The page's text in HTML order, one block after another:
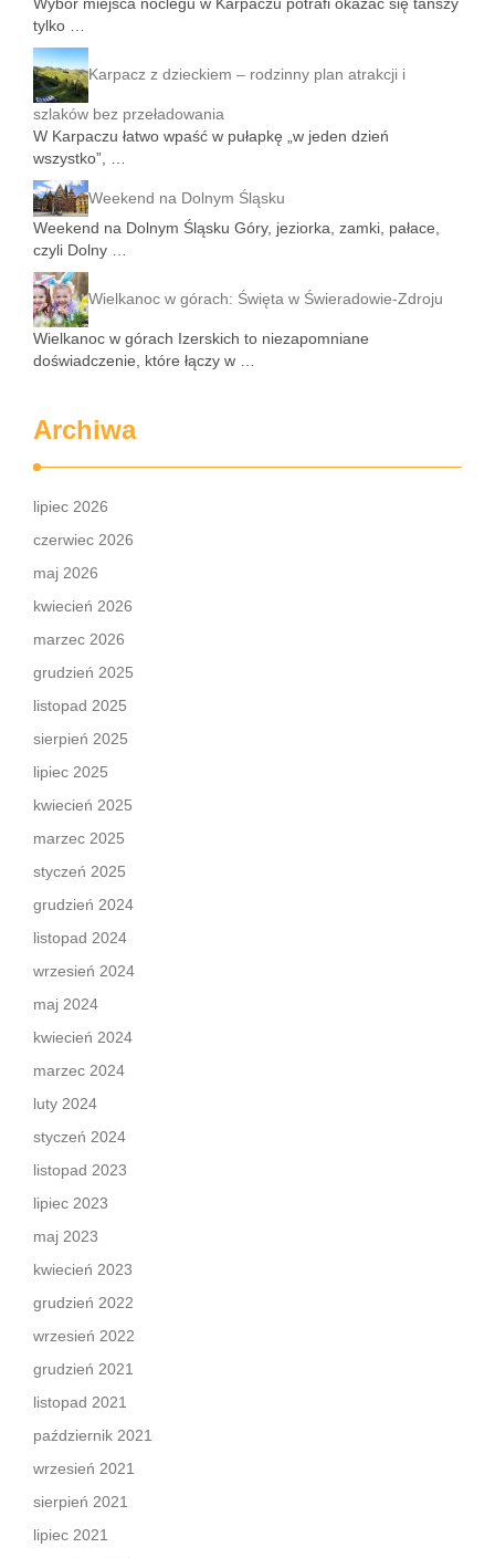
Wybór miejsca noclegu w Karpaczu potrafi okazać się tańszy
tylko …
Karpacz z dzieckiem – rodzinny plan atrakcji i
szlaków bez przeładowania
W Karpaczu łatwo wpaść w pułapkę „w jeden dzień
wszystko”, …
Weekend na Dolnym Śląsku
Weekend na Dolnym Śląsku Góry, jeziorka, zamki, pałace,
czyli Dolny …
Wielkanoc w górach: Święta w Świeradowie-Zdroju
Wielkanoc w górach Izerskich to niezapomniane
doświadczenie, które łączy w …
Archiwa
lipiec 2026
czerwiec 2026
maj 2026
kwiecień 2026
marzec 2026
grudzień 2025
listopad 2025
sierpień 2025
lipiec 2025
kwiecień 2025
marzec 2025
styczeń 2025
grudzień 2024
listopad 2024
wrzesień 2024
maj 2024
kwiecień 2024
marzec 2024
luty 2024
styczeń 2024
listopad 2023
lipiec 2023
maj 2023
kwiecień 2023
grudzień 2022
wrzesień 2022
grudzień 2021
listopad 2021
październik 2021
wrzesień 2021
sierpień 2021
lipiec 2021